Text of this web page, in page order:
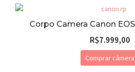
Corpo Camera Canon
R$7.999,00
Comprar câmera